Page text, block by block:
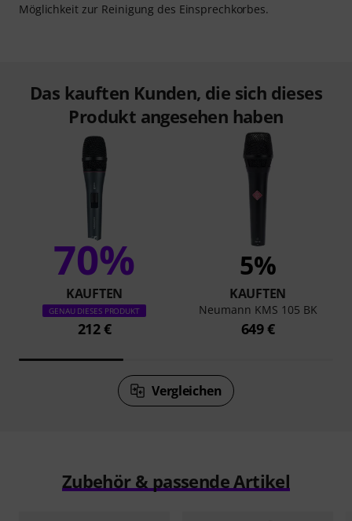
Möglichkeit zur Reinigung des Einsprechkorbes.
Das kauften Kunden, die sich dieses
Produkt angesehen haben
70%
KAUFTEN
GENAU DIESES PRODUKT
212 €
5%
KAUFTEN
Neumann KMS 105 BK
649 €
Vergleichen
Zubehör & passende Artikel